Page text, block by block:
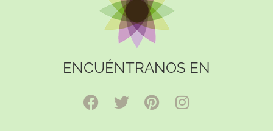
ENCUÉNTRANOS EN